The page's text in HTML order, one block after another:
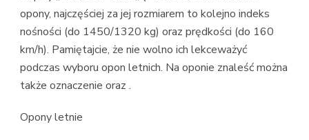
opony, najczęściej za jej rozmiarem to kolejno indeks
nośności (do 1450/1320 kg) oraz prędkości (do 160
km/h). Pamiętajcie, że nie wolno ich lekceważyć
podczas wyboru opon letnich. Na oponie znaleść można
także oznaczenie oraz .
Opony letnie